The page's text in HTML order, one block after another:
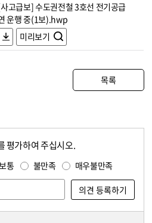
고급보] 수도권전철 3호선 전기공급
운행 중(1보).hwp
미리보기
목록
평가하여 주십시오.
통 불만족 매우불만족